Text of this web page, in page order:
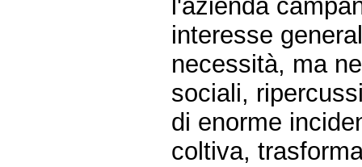
l'azienda
interesse
necessità, ma
sociali,
di enorme
coltiva,